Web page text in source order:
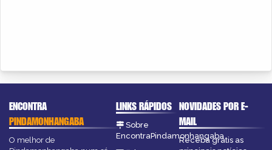
ENCONTRA
PINDAMONHANGABA
O melhor de
LINKS RÁPIDOS
Sobre
EncontraPindamonhangaba
NOVIDADES POR E-
MAIL
Receba grátis as